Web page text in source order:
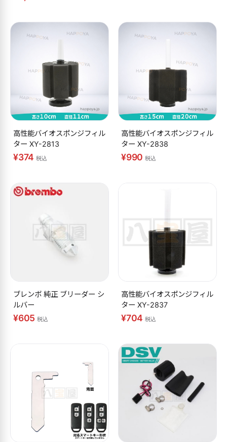
高性能バイオスポンジフィル
ター XY-2813
¥374税込
高性能バイオスポンジフィル
ター XY-2838
¥990税込
ブレンボ 純正 ブリーダー シ
ルバー
¥605税込
高性能バイオスポンジフィル
ター XY-2837
¥704税込